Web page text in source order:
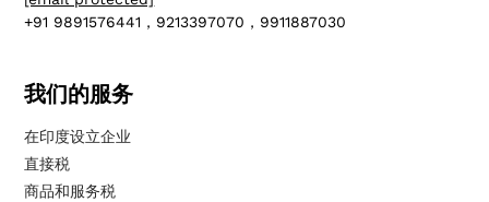
+91 9891576441，9213397070，9911887030
我们的服务
在印度设立企业
直接税
商品和服务税